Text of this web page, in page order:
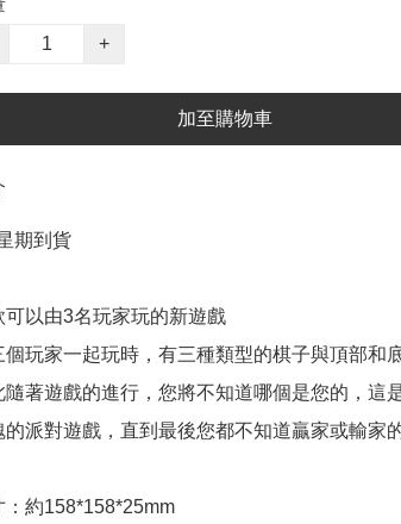
+
加至購物車
期到貨
可以由3名玩家玩的新遊戲
個玩家一起玩時，有三種類型的棋子與頂部和
隨著遊戲的進行，您將不知道哪個是您的，這
的派對遊戲，直到最後您都不知道贏家或輸家
：約158*158*25mm